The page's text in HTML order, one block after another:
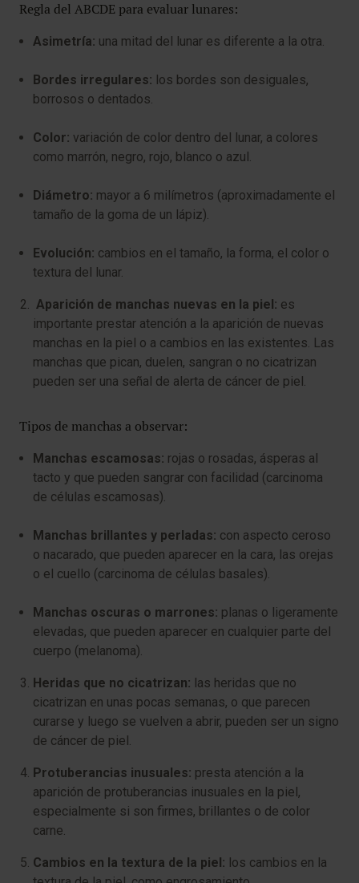
Regla del ABCDE para evaluar lunares:
Asimetría: una mitad del lunar es diferente a la otra.
Bordes irregulares: los bordes son desiguales,
borrosos o dentados.
Color: variación de color dentro del lunar, a colores
como marrón, negro, rojo, blanco o azul.
Diámetro: mayor a 6 milímetros (aproximadamente el
tamaño de la goma de un lápiz).
Evolución: cambios en el tamaño, la forma, el color o
textura del lunar.
Aparición de manchas nuevas en la piel: es
importante prestar atención a la aparición de nuevas
manchas en la piel o a cambios en las existentes. Las
manchas que pican, duelen, sangran o no cicatrizan
pueden ser una señal de alerta de cáncer de piel.
Tipos de manchas a observar:
Manchas escamosas: rojas o rosadas, ásperas al
tacto y que pueden sangrar con facilidad (carcinoma
de células escamosas).
Manchas brillantes y perladas: con aspecto ceroso
o nacarado, que pueden aparecer en la cara, las orejas
o el cuello (carcinoma de células basales).
Manchas oscuras o marrones: planas o ligeramente
elevadas, que pueden aparecer en cualquier parte del
cuerpo (melanoma).
Heridas que no cicatrizan: las heridas que no
cicatrizan en unas pocas semanas, o que parecen
curarse y luego se vuelven a abrir, pueden ser un signo
de cáncer de piel.
Protuberancias inusuales: presta atención a la
aparición de protuberancias inusuales en la piel,
especialmente si son firmes, brillantes o de color
carne.
Cambios en la textura de la piel: los cambios en la